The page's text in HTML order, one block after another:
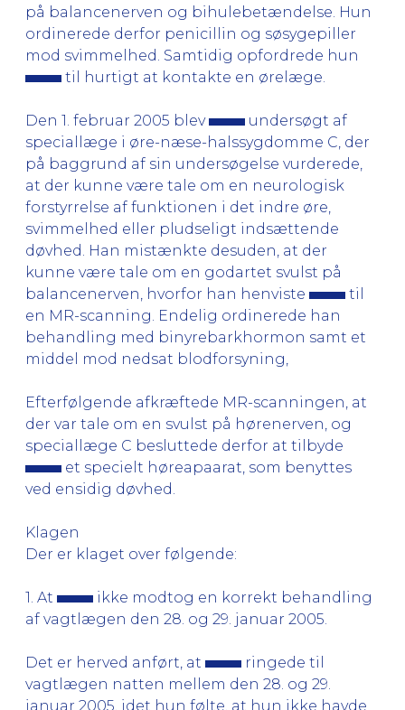
på balancenerven og bihulebetændelse. Hun
ordinerede derfor penicillin og søsygepiller
mod svimmelhed. Samtidig opfordrede hun
til hurtigt at kontakte en ørelæge.
Den 1. februar 2005 blev
undersøgt af
speciallæge i øre-næse-halssygdomme C, der
på baggrund af sin undersøgelse vurderede,
at der kunne være tale om en neurologisk
forstyrrelse af funktionen i det indre øre,
svimmelhed eller pludseligt indsættende
døvhed. Han mistænkte desuden, at der
kunne være tale om en godartet svulst på
balancenerven, hvorfor han henviste
til
en MR-scanning. Endelig ordinerede han
behandling med binyrebarkhormon samt et
middel mod nedsat blodforsyning,
Efterfølgende afkræftede MR-scanningen, at
der var tale om en svulst på hørenerven, og
speciallæge C besluttede derfor at tilbyde
et specielt høreapaarat, som benyttes
ved ensidig døvhed.
Klagen
Der er klaget over følgende:
1. At
ikke modtog en korrekt behandling
af vagtlægen den 28. og 29. januar 2005.
Det er herved anført, at
ringede til
vagtlægen natten mellem den 28. og 29.
januar 2005, idet hun følte, at hun ikke havde